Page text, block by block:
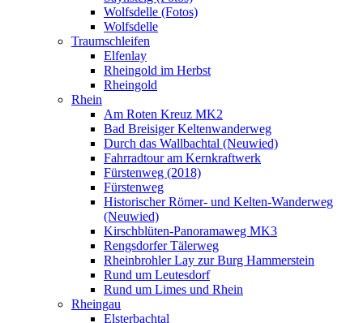
Wolfsdelle (Fotos)
Wolfsdelle
Traumschleifen
Elfenlay
Rheingold im Herbst
Rheingold
Rhein
Am Roten Kreuz MK2
Bad Breisiger Keltenwanderweg
Durch das Wallbachtal (Neuwied)
Fahrradtour am Kernkraftwerk
Fürstenweg (2018)
Fürstenweg
Historischer Römer- und Kelten-Wanderweg
(Neuwied)
Kirschblüten-Panoramaweg MK3
Rengsdorfer Tälerweg
Rheinbrohler Lay zur Burg Hammerstein
Rund um Leutesdorf
Rund um Limes und Rhein
Rheingau
Elsterbachtal